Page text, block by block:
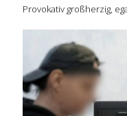
Provokativ großherzig,